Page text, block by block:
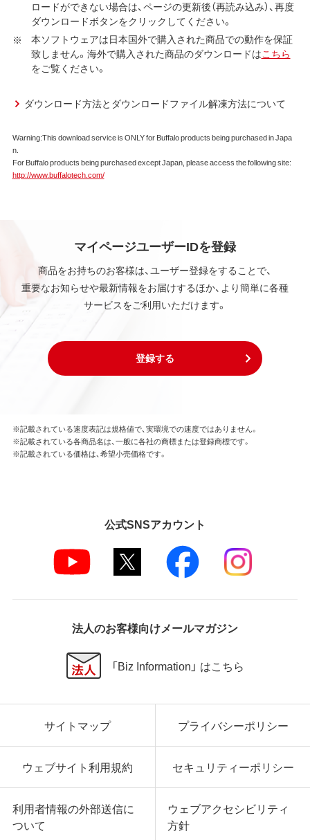
以下、本ソフトウェアといいます）の使用を許諾いたしま
す。
第1条 使用許諾
使用をお客様に非専属的に許諾します。
第2条 知的所有権
する法律ならびに条約によって保護されています。
本ソフトウェアは、本契約に規定される条件のもとで
本ソフトウェアに対する知的所有権に関する表示を
削除してはならないものとします。
第3条 使用制限
本ソフトウェアの用途は、購入商品またはその添付ソ
り、逆アセンブル、逆コンパイル、リバースエンジニア
リング、その他の修正を本ソフトウェアに加えること
はできません。
す。
第4条 保証
弊社は、データの消失、業務の中断、逸失利益、精神的
損害等を含め、本ソフトウェアの使用または使用不能
に起因する直接的、間接的、特別、偶発的、結果的、そ
第6条 輸出規制
本契約の締結により、お客様は下記事項に同意するも
国輸出管理関連法規等に基づく輸出規制の対象とな
を遵守し、かかる法規の定めるところにより必要な手
お客様が現時点で外国為替及び外国貿易法および米
国輸出管理関連法規等により本ソフトウェアのダウ
ンロードについて規制を受けていない者であるこ
ロードができない場合は、ページの更新後（再読み込み）、再度
ダウンロードボタンをクリックしてください。
本ソフトウェアは日本国外で購入された商品での動作を保証
致しません。海外で購入された商品のダウンロードはこちら
をご覧ください。
ダウンロード方法とダウンロードファイル解凍方法について
Warning:This download service is ONLY for Buffalo products being purchased in Japa
n.
For Buffalo products being purchased except Japan, please access the following site:
http://www.buffalotech.com/
マイページユーザーIDを登録
商品をお持ちのお客様は、ユーザー登録をすることで、
重要なお知らせや最新情報をお届けするほか、より簡単に各種
サービスをご利用いただけます。
登録する
※記載されている速度表記は規格値で、実環境での速度ではありません。
※記載されている各商品名は、一般に各社の商標または登録商標です。
※記載されている価格は、希望小売価格です。
公式SNSアカウント
法人のお客様向けメールマガジン
「Biz Information」 はこちら
サイトマップ プライバシーポリシー
ウェブサイト利用規約 セキュリティーポリシー
利用者情報の外部送信に
ついて
ウェブアクセシビリティ
方針